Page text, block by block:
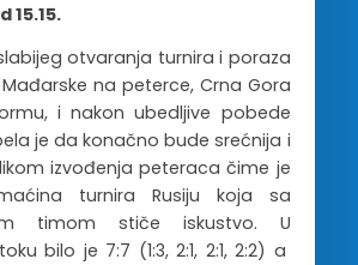
15.15.
otvaranja turnira i poraza
na peterce, Crna Gora
i nakon ubedljive pobede
je da konačno bude srećnija i
izvođenja peteraca čime je
turnira Rusiju koja sa
timom stiče iskustvo. U
bilo je 7:7 (1:3, 2:1, 2:1, 2:2) a